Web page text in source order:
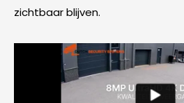
zichtbaar blijven.